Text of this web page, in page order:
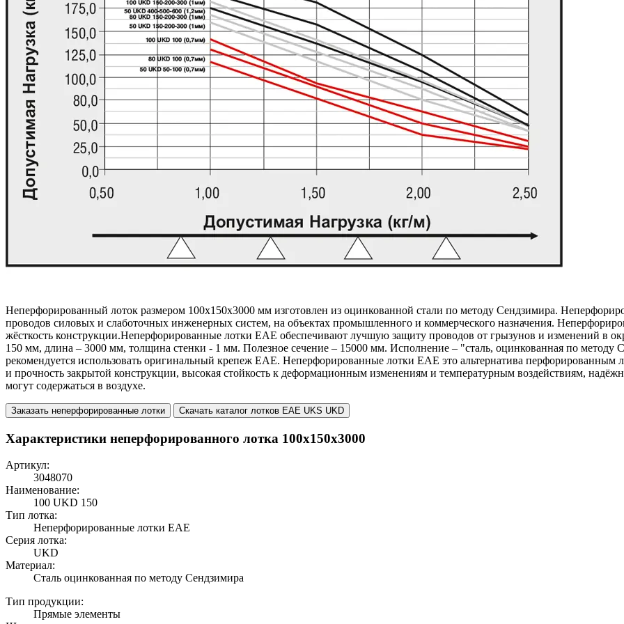
Неперфорированный лоток размером 100x150x3000 мм изготовлен из оцинкованной стали по методу Сендзимира.
проводов силовых и слаботочных инженерных систем, на объектах промышленного и коммерческого назначения.
жёсткость конструкции.Неперфорированные лотки EAE обеспечивают лучшую защиту проводов от грызунов и изменений в
150 мм, длина – 3000 мм, толщина стенки - 1 мм. Полезное сечение – 15000 мм. Исполнение – "сталь, оцинкованная по методу
рекомендуется использовать оригинальный крепеж EAE. Неперфорированные лотки EAE это альтернатива перфорированным
и прочность закрытой конструкции, высокая стойкость к деформационным изменениям и температурным воздействиям,
могут содержаться в воздухе.
Заказать неперфорированные лотки Скачать каталог лотков EAE UKS UKD
Характеристики неперфорированного лотка 100x150x3000
Артикул:
3048070
Наименование:
100 UKD 150
Тип лотка:
Неперфорированные лотки EAE
Серия лотка:
UKD
Материал:
Сталь оцинкованная по методу Сендзимира
Тип продукции:
Прямые элементы